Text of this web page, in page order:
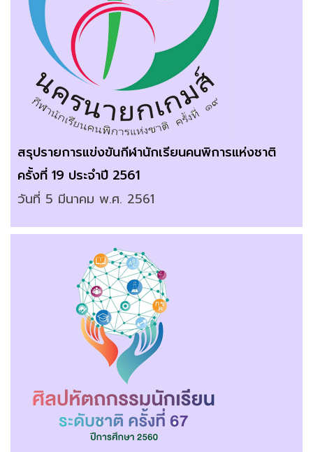
สรุปรายการแข่งขันกีฬานักเรียนคนพิการแห่งชาติ
ครั้งที่ 19 ประจำปี 2561
วันที่ 5 มีนาคม พ.ศ. 2561